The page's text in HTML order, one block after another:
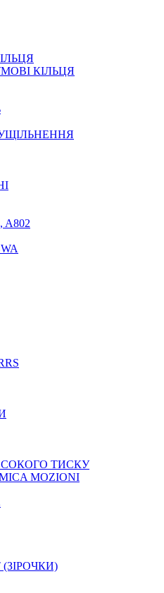
ШПРИЦІВ
ДЛЯ ПАЛЬНОГО
КІЛЬЦЯ
A802
ТИСКУ
MOZIONI